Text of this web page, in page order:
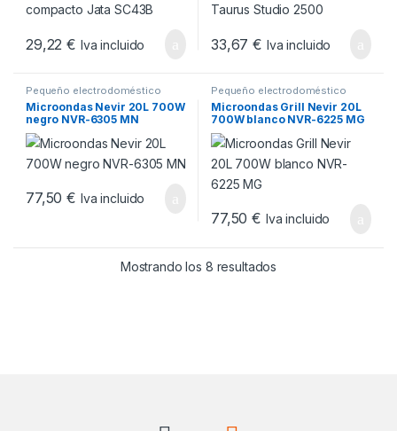
29,22€ Iva incluido 33,67€ Iva incluido
Pequeño electrodoméstico
Microondas Nevir 20L 700W
negro NVR-6305 MN
77,50€ Iva incluido
Pequeño electrodoméstico
Microondas Grill Nevir 20L
700W blanco NVR-6225 MG
77,50€ Iva incluido
Mostrando los 8 resultados